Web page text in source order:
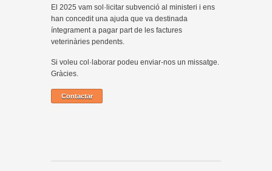
El 2025 vam sol·licitar subvenció al ministeri i ens
han concedit una ajuda que va destinada
íntegrament a pagar part de les factures
veterinàries pendents.
Si voleu col·laborar podeu enviar-nos un missatge.
Gràcies.
Contactar